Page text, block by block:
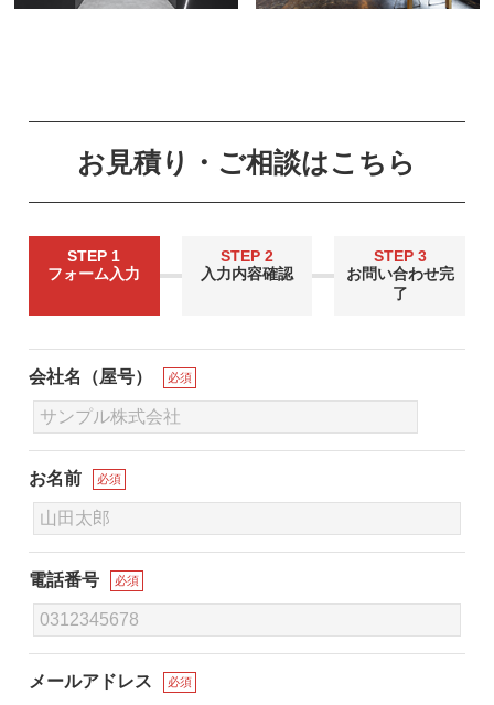
お見積り・ご相談はこちら
STEP 1
フォーム入力
STEP 2
入力内容確認
STEP 3
お問い合わせ完
了
会社名（屋号） 必須
お名前 必須
電話番号 必須
メールアドレス 必須